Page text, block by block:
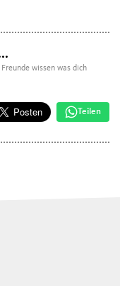
wissen was dich
Teilen